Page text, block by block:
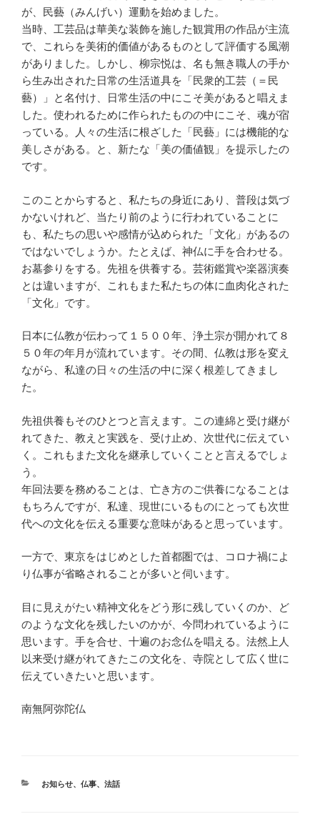
が、民藝（みんげい）運動を始めました。
当時、工芸品は華美な装飾を施した観賞用の作品が主流
で、これらを美術的価値があるものとして評価する風潮
がありました。しかし、柳宗悦は、名も無き職人の手か
ら生み出された日常の生活道具を「民衆的工芸（＝民
藝）」と名付け、日常生活の中にこそ美があると唱えま
した。使われるために作られたものの中にこそ、魂が宿
っている。人々の生活に根ざした「民藝」には機能的な
美しさがある。と、新たな「美の価値観」を提示したの
です。
このことからすると、私たちの身近にあり、普段は気づ
かないけれど、当たり前のように行われていることに
も、私たちの思いや感情が込められた「文化」があるの
ではないでしょうか。たとえば、神仏に手を合わせる。
お墓参りをする。先祖を供養する。芸術鑑賞や楽器演奏
とは違いますが、これもまた私たちの体に血肉化された
「文化」です。
日本に仏教が伝わって１５００年、浄土宗が開かれて８
５０年の年月が流れています。その間、仏教は形を変え
ながら、私達の日々の生活の中に深く根差してきまし
た。
先祖供養もそのひとつと言えます。この連綿と受け継が
れてきた、教えと実践を、受け止め、次世代に伝えてい
く。これもまた文化を継承していくことと言えるでしょ
う。
年回法要を務めることは、亡き方のご供養になることは
もちろんですが、私達、現世にいるものにとっても次世
代への文化を伝える重要な意味があると思っています。
一方で、東京をはじめとした首都圏では、コロナ禍によ
り仏事が省略されることが多いと伺います。
目に見えがたい精神文化をどう形に残していくのか、ど
のような文化を残したいのかが、今問われているように
思います。手を合せ、十遍のお念仏を唱える。法然上人
以来受け継がれてきたこの文化を、寺院として広く世に
伝えていきたいと思います。
南無阿弥陀仏
カ
お知らせ、 仏事、 法話